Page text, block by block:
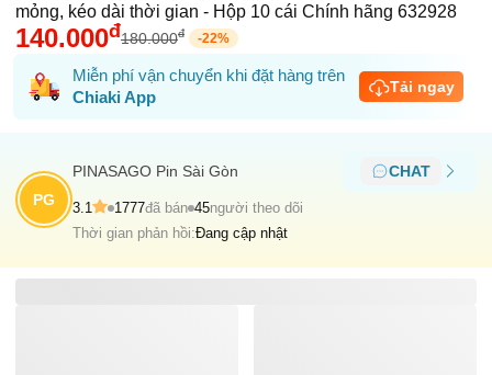
mỏng, kéo dài thời gian - Hộp 10 cái Chính hãng 632928
140.000đ180.000đ -22%
Miễn phí vận chuyển khi đặt hàng trên
Chiaki App
Tải ngay
PG
PINASAGO Pin Sài Gòn CHAT
3.1 1777đã bán 45người theo dõi
Thời gian phản hồi:Đang cập nhật